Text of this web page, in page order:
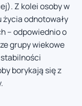
Z kolei osoby w
odnotowały
– odpowiednio o
grupy wiekowe
borykają się z